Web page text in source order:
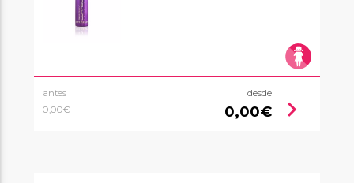
antes
0,00€
desde
0,00€ chevron_right